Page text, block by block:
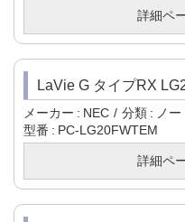
詳細ペ
LaVie G タイプRX
メーカー NEC 分類
ノ
型番
PC-LG20FWTEM
詳細ペ